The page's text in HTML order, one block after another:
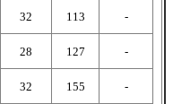
32 113
-
28 127
-
32 155
-